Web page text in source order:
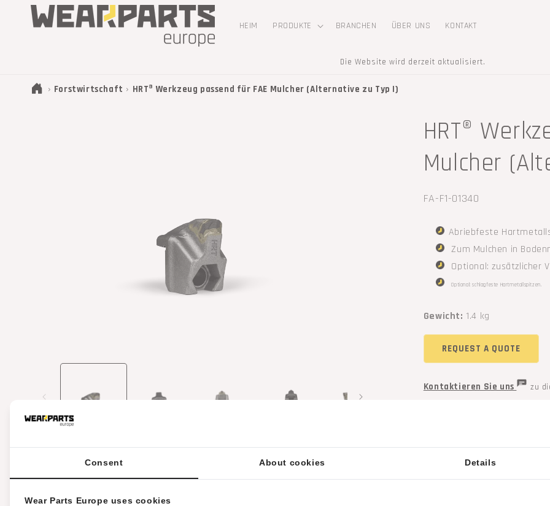
DIREKT
ZUM
INHALT
HEIM PRODUKTE BRANCHEN ÜBER UNS KONTAKT
Die Website wird derzeit aktualisiert.
› Forstwirtschaft › HRT® Werkzeug passend für FAE Mulcher (Alternative zu Typ I)
HRT®
Mulcher
SKU:
FA-F1-01340
Abriebfeste
Zum Mulchen in
Optional: zusätzlicher
Optional: schlagfeste Hartmetallspitzen.
Gewicht: 1.4 kg
REQUEST A QUOTE
Kontaktieren Sie uns zu
HRT®-Werkzeug passend für FAE-Mulcher (Alternative zu Typ I). Werkzeug
mit einer eingebetteten Hartmetallspitze und einem M20-Schraubenloch.
Consent About cookies Details
Wear Parts Europe uses cookies